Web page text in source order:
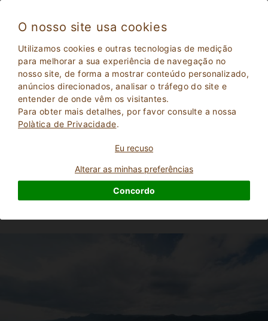
O nosso site usa cookies
Utilizamos cookies e outras tecnologias de medição
para melhorar a sua experiência de navegação no
nosso site, de forma a mostrar conteúdo personalizado,
anúncios direcionados, analisar o tráfego do site e
entender de onde vêm os visitantes.
Para obter mais detalhes, por favor consulte a nossa
Polà­tica de Privacidade.
Eu recuso
Alterar as minhas preferências
Concordo
Agnone 2424
Cama e pequeno-almoço
Isernia
, Agnone (Mapa) 18Lugares para dormir
PERGUNTE AO PROPRIETáRIO
Muito bom
8
Mais informações